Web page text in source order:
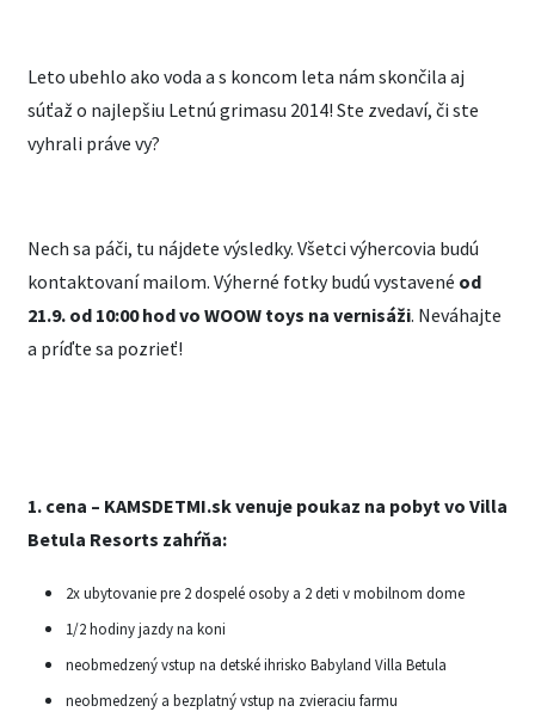
Leto ubehlo ako voda a s koncom leta nám skončila aj
súťaž o najlepšiu Letnú grimasu 2014! Ste zvedaví, či ste
vyhrali práve vy?
Nech sa páči, tu nájdete výsledky. Všetci výhercovia budú
kontaktovaní mailom. Výherné fotky budú vystavené od
21.9. od 10:00 hod vo WOOW toys na vernisáži. Neváhajte
a príďte sa pozrieť!
1. cena – KAMSDETMI.sk venuje poukaz na pobyt vo Villa
Betula Resorts zahŕňa:
2x ubytovanie pre 2 dospelé osoby a 2 deti v mobilnom dome
1/2 hodiny jazdy na koni
neobmedzený vstup na detské ihrisko Babyland Villa Betula
neobmedzený a bezplatný vstup na zvieraciu farmu